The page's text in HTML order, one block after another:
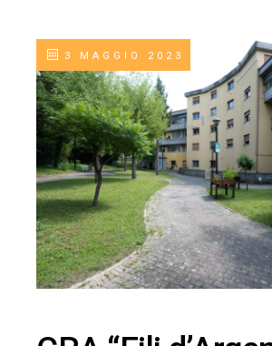
3 MAGGIO 2023